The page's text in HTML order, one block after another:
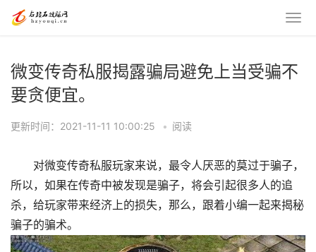
微变传奇私服揭露骗局避免上当受骗不
要贪便宜。
更新时间：2021-11-11 10:00:25 • 阅读
对微变传奇私服玩家来说，最令人厌恶的莫过于骗子，
所以，如果在传奇中被发现是骗子，将会引起很多人的追
杀，给玩家带来经济上的损失，那么，跟着小编一起来揭秘
骗子的骗术。